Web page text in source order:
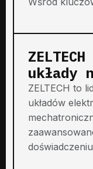
układy
ZELTECH to
układów